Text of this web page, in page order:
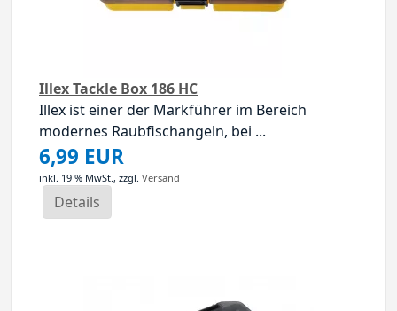
Illex Tackle Box 186 HC
Illex ist einer der Markführer im Bereich
modernes Raubfischangeln, bei ...
6,99 EUR
inkl. 19 % MwSt., zzgl. Versand
Details